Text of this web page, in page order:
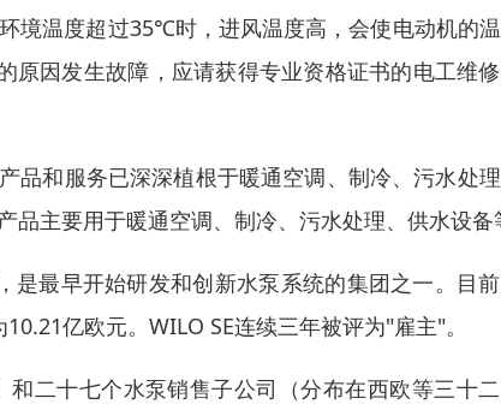
境温度超过35℃时，进风温度高，会使电动机的
原因发生故障，应请获得专业资格证书的电工维
品和服务已深深植根于暖通空调、制冷、污水处
品主要用于暖通空调、制冷、污水处理、供水设备
是最早开始研发和创新水泵系统的集团之一。目
亿欧元。WILO SE连续三年被评为"雇主"。
二十七个水泵销售子公司（分布在西欧等三十